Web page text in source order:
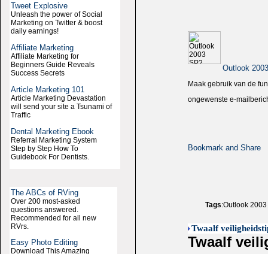
Tweet Explosive
Unleash the power of Social
Marketing on Twitter & boost
daily earnings!
Affiliate Marketing
Affiliate Marketing for
Beginners Guide Reveals
Success Secrets
Article Marketing 101
Article Marketing Devastation
will send your site a Tsunami of
Traffic
Dental Marketing Ebook
Referral Marketing System
Step by Step How To
Guidebook For Dentists.
The ABCs of RVing
Over 200 most-asked
questions answered.
Recommended for all new
RVrs.
Easy Photo Editing
Download This Amazing
Outlook
Maak gebruik van de
ongewenste e-
Tags:Outlook
Twaalf
Twaalf